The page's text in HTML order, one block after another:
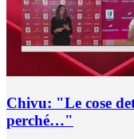
Chivu: "Le cose
perché…"